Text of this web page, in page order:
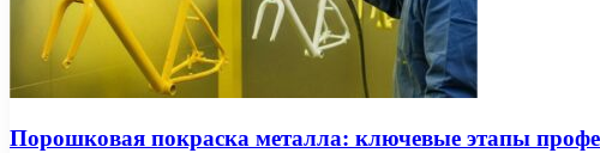
Порошковая покраска металла: ключевые этапы